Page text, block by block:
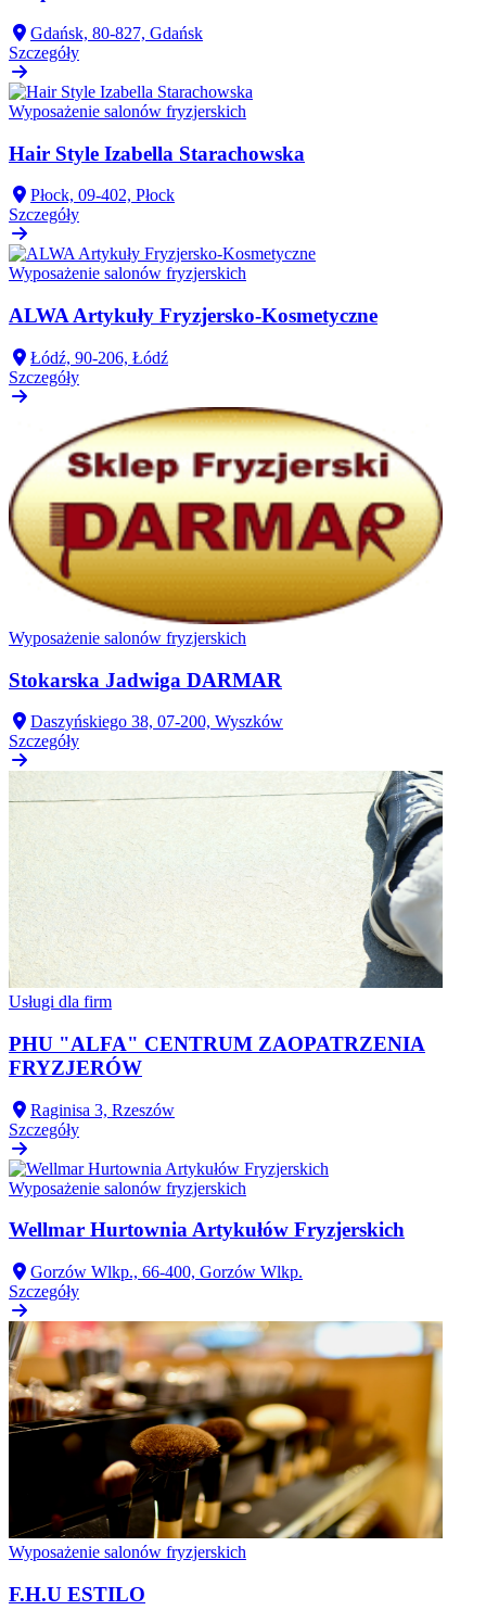
Gdańsk, 80-827, Gdańsk
Szczegóły
Wyposażenie salonów fryzjerskich
Hair Style Izabella Starachowska
Płock, 09-402, Płock
Szczegóły
Wyposażenie salonów fryzjerskich
ALWA Artykuły Fryzjersko-Kosmetyczne
Łódź, 90-206, Łódź
Szczegóły
Wyposażenie salonów fryzjerskich
Stokarska Jadwiga DARMAR
Daszyńskiego 38, 07-200, Wyszków
Szczegóły
Usługi dla firm
PHU "ALFA" CENTRUM ZAOPATRZENIA
FRYZJERÓW
Raginisa 3, Rzeszów
Szczegóły
Wyposażenie salonów fryzjerskich
Wellmar Hurtownia Artykułów Fryzjerskich
Gorzów Wlkp., 66-400, Gorzów Wlkp.
Szczegóły
Wyposażenie salonów fryzjerskich
F.H.U ESTILO